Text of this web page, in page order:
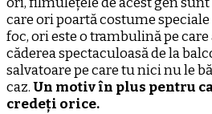
care ori poartă costume
foc, ori este o trambulină pe
căderea spectaculoasă de la
salvatoare pe care tu nici nu le
caz.Un motiv în plus pentru
credeți orice.